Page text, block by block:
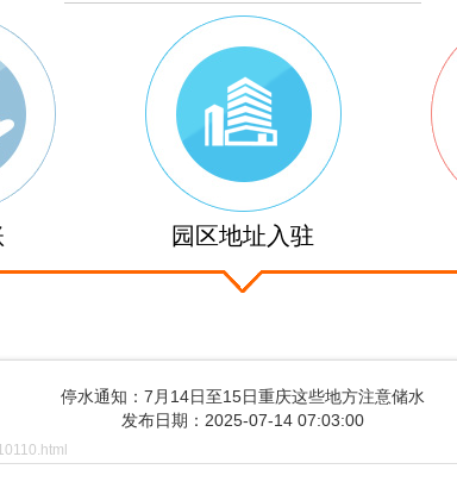
园区地址入驻
停水通知：7月14日至15日重庆这些地方注意储水
发布日期：2025-07-14 07:03:00